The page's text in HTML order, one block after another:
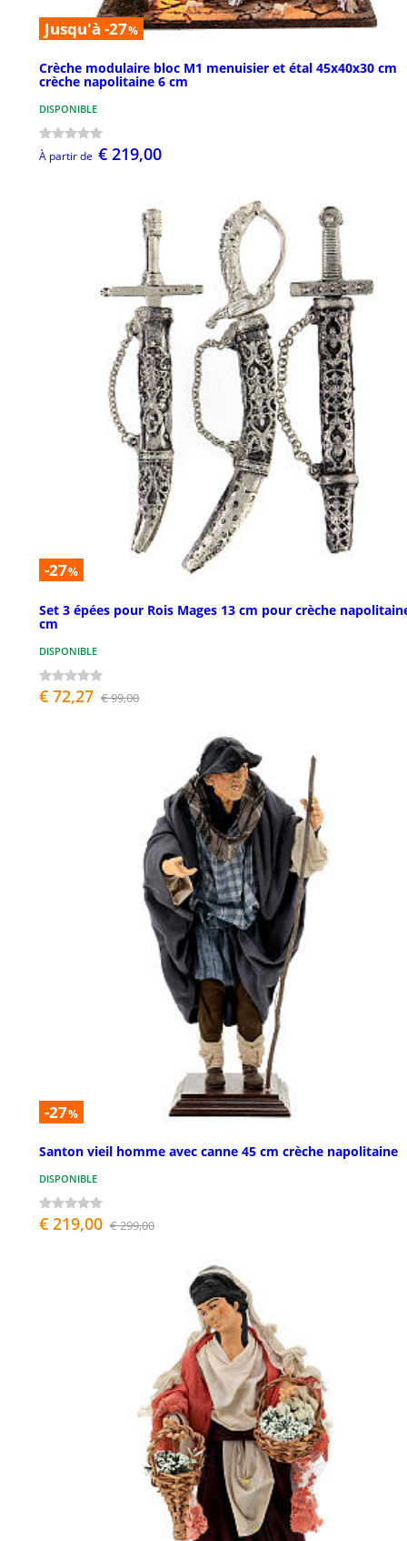
Jusqu'à -27%
Crèche modulaire bloc M1 menuisier et étal 45x40x30 cm
crèche napolitaine 6 cm
DISPONIBLE
À partir de € 219,00
-27%
Set 3 épées pour Rois Mages 13 cm pour crèche
cm
DISPONIBLE
€ 72,27 € 99,00
-27%
Santon vieil homme avec canne 45 cm crèche napolitaine
DISPONIBLE
€ 219,00 € 299,00